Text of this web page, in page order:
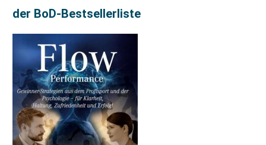
der BoD-Bestsellerliste